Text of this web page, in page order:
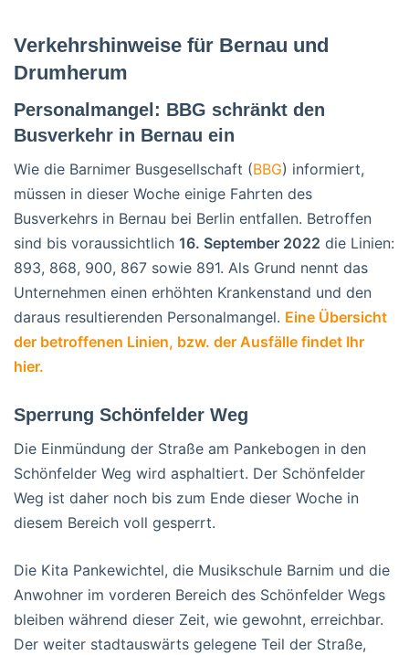
Verkehrshinweise für Bernau und
Drumherum
Personalmangel: BBG schränkt den
Busverkehr in Bernau ein
Wie die Barnimer Busgesellschaft (BBG) informiert,
müssen in dieser Woche einige Fahrten des
Busverkehrs in Bernau bei Berlin entfallen. Betroffen
sind bis voraussichtlich 16. September 2022 die Linien:
893, 868, 900, 867 sowie 891. Als Grund nennt das
Unternehmen einen erhöhten Krankenstand und den
daraus resultierenden Personalmangel. Eine Übersicht
der betroffenen Linien, bzw. der Ausfälle findet Ihr
hier.
Sperrung Schönfelder Weg
Die Einmündung der Straße am Pankebogen in den
Schönfelder Weg wird asphaltiert. Der Schönfelder
Weg ist daher noch bis zum Ende dieser Woche in
diesem Bereich voll gesperrt.
Die Kita Pankewichtel, die Musikschule Barnim und die
Anwohner im vorderen Bereich des Schönfelder Wegs
bleiben während dieser Zeit, wie gewohnt, erreichbar.
Der weiter stadtauswärts gelegene Teil der Straße,